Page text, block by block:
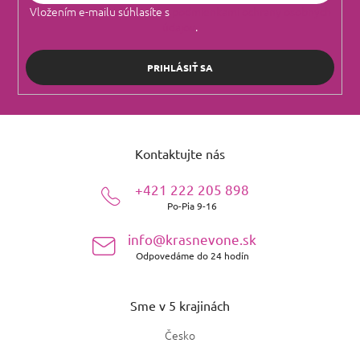
Vložením e-mailu súhlasíte s
.
PRIHLÁSIŤ SA
Kontaktujte nás
+421 222 205 898
Po-Pia 9-16
info@krasnevone.sk
Odpovedáme do 24 hodín
Sme v 5 krajinách
Česko